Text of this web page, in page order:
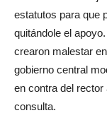
estatutos para que
quitándole el
crearon malestar
gobierno central
en contra del
consulta.